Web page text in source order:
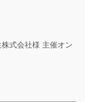
株式会社様 主催オン